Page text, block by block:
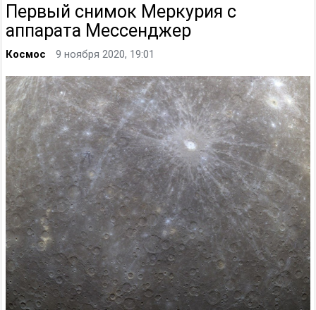
Первый снимок Меркурия с
аппарата Мессенджер
Космос 9 ноября 2020, 19:01